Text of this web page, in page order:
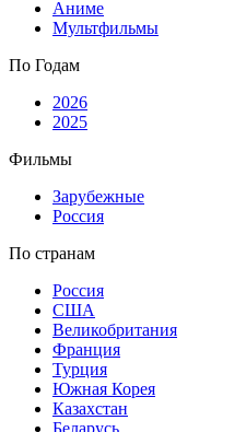
Аниме
Мультфильмы
По Годам
2026
2025
Фильмы
Зарубежные
Россия
По странам
Россия
США
Великобритания
Франция
Турция
Южная Корея
Казахстан
Беларусь